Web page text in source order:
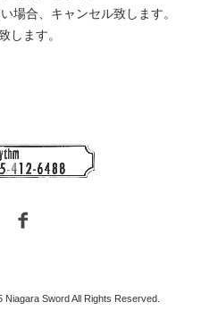
場合、キャンセル致します。
します。
Sword All Rights Reserved.